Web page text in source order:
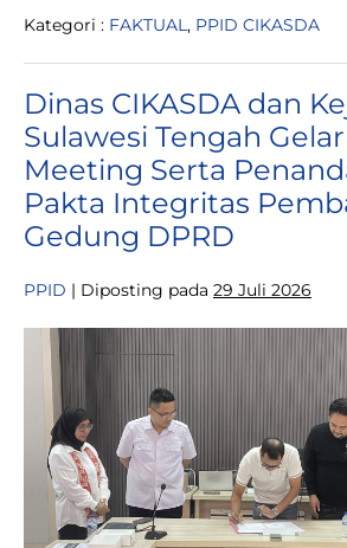
Bersama
Kepentingan
Evaluasi
Teknis
Pengalihan
Alur
Sungai
Fatumarempe
&
Were’a
(PT
IGIP)
Kategori : FAKTUAL, PPID CIKASDA
Dinas CIKASDA dan
Sulawesi Tengah
Meeting Serta
Pakta Integritas
Gedung DPRD
PPID | Diposting pada 29 Juli 2026
Dinas
CIKASDA
dan
Kejati
Sulawesi
Tengah
Gelar